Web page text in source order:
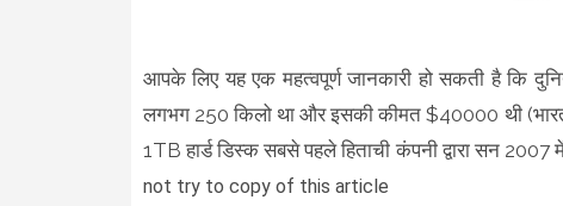
आपके लिए यह एक महत्वपूर्ण जानकारी हो सकती है कि
लगभग 250 किलो था और इसकी कीमत $40000 थी
1TB हार्ड डिस्क सबसे पहले हिताची कंपनी द्वारा सन 2007
not try to copy of this article